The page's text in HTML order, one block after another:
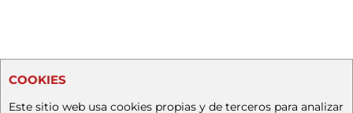
COOKIES
Este sitio web usa cookies propias y de terceros para analizar